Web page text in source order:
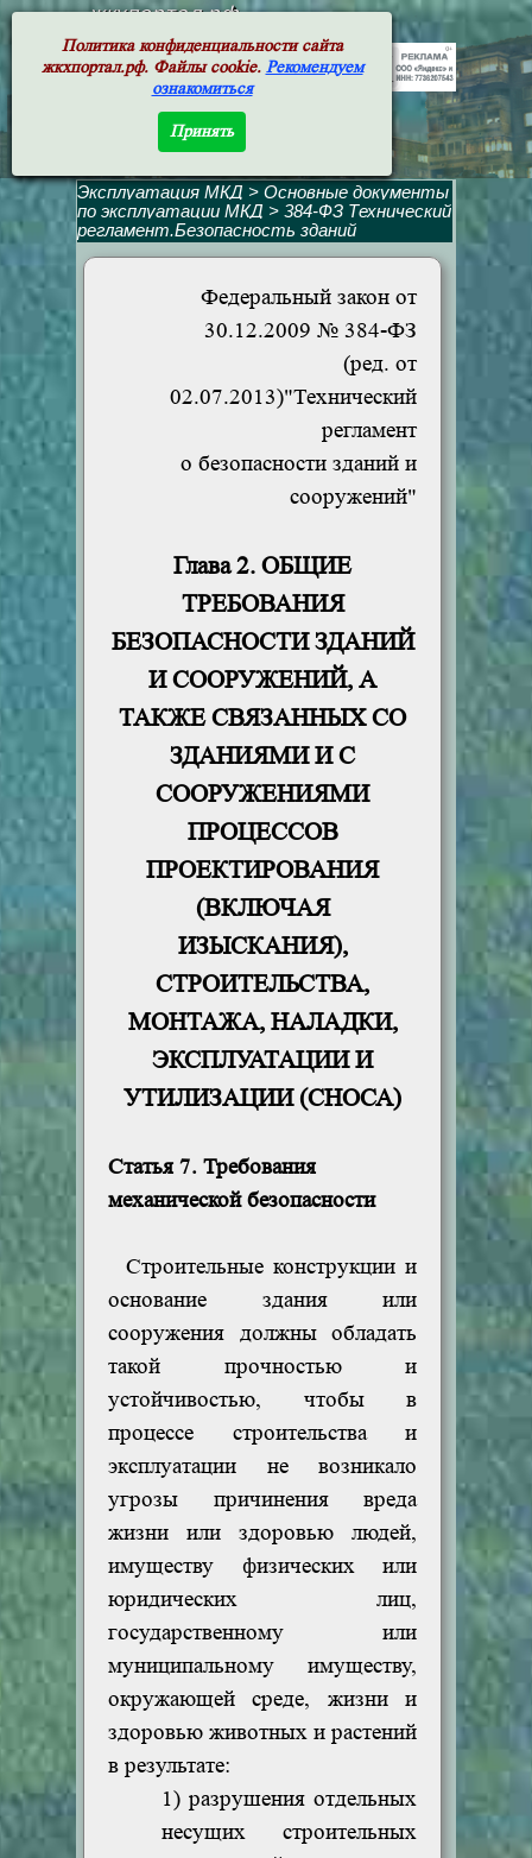
жкхпортал.рф
Эксплуатация МКД > Основные документы
по эксплуатации МКД > 384-ФЗ Технический
регламент.Безопасность зданий
Федеральный закон от
30.12.2009 № 384-ФЗ
(ред. от
02.07.2013)"Технический
регламент
о безопасности зданий и
сооружений"
Глава 2. ОБЩИЕ
ТРЕБОВАНИЯ
БЕЗОПАСНОСТИ ЗДАНИЙ
И СООРУЖЕНИЙ, А
ТАКЖЕ СВЯЗАННЫХ СО
ЗДАНИЯМИ И С
СООРУЖЕНИЯМИ
ПРОЦЕССОВ
ПРОЕКТИРОВАНИЯ
(ВКЛЮЧАЯ
ИЗЫСКАНИЯ),
СТРОИТЕЛЬСТВА,
МОНТАЖА, НАЛАДКИ,
ЭКСПЛУАТАЦИИ И
УТИЛИЗАЦИИ (СНОСА)
Статья 7. Требования
механической безопасности
Строительные конструкции и
основание здания или
сооружения должны обладать
такой прочностью и
устойчивостью, чтобы в
процессе строительства и
эксплуатации не возникало
угрозы причинения вреда
жизни или здоровью людей,
имуществу физических или
юридических лиц,
государственному или
муниципальному имуществу,
окружающей среде, жизни и
здоровью животных и растений
в результате:
1) разрушения отдельных
несущих строительных
Политика конфиденциальности сайта
жкхпортал.рф. Файлы cookie. Рекомендуем
ознакомиться
Принять